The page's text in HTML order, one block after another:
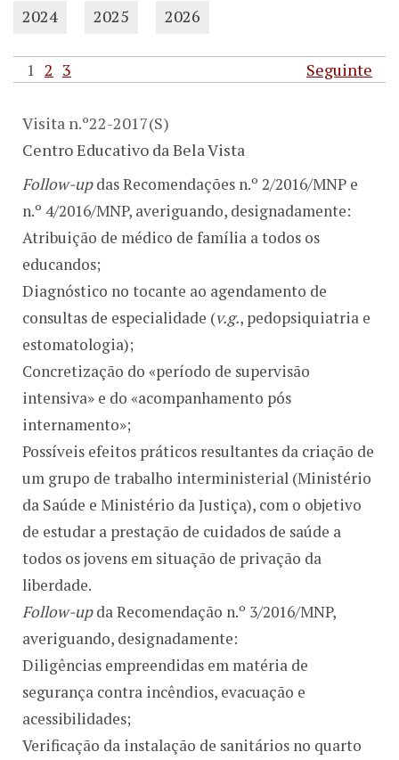
2024 2025 2026
1 2 3 Seguinte
Visita n.º22-2017(S)
Centro Educativo da Bela Vista
Follow-updas Recomendações n.º 2/2016/MNP e
n.º 4/2016/MNP, averiguando, designadamente:
Atribuição de médico de família a todos os
educandos;
Diagnóstico no tocante ao agendamento de
consultas de especialidade (v.g., pedopsiquiatria e
estomatologia);
Concretização do «período de supervisão
intensiva» e do «acompanhamento pós
internamento»;
Possíveis efeitos práticos resultantes da criação de
um grupo de trabalho interministerial (Ministério
da Saúde e Ministério da Justiça), com o objetivo
de estudar a prestação de cuidados de saúde a
todos os jovens em situação de privação da
liberdade.
Follow-upda Recomendação n.º 3/2016/MNP,
averiguando, designadamente:
Diligências empreendidas em matéria de
segurança contra incêndios, evacuação e
acessibilidades;
Verificação da instalação de sanitários no quarto